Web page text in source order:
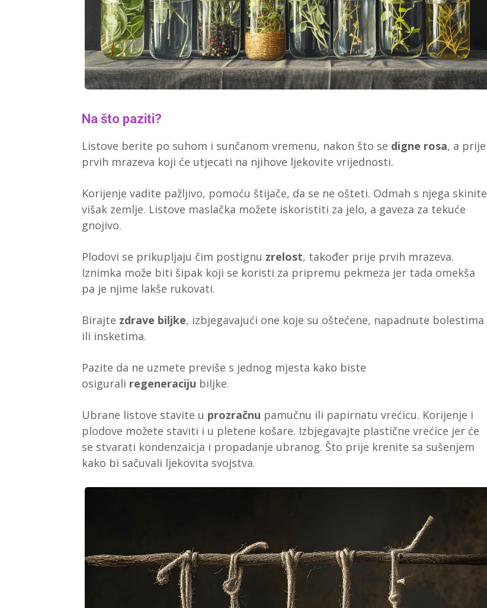
Na što paziti?
Listove berite po suhom i sunčanom vremenu, nakon što se digne rosa, a prije
prvih mrazeva koji će utjecati na njihove ljekovite vrijednosti.
Korijenje vadite pažljivo, pomoću štijače, da se ne ošteti. Odmah s njega skinite
višak zemlje. Listove maslačka možete iskoristiti za jelo, a gaveza za tekuće
gnojivo.
Plodovi se prikupljaju čim postignu zrelost, također prije prvih mrazeva.
Iznimka može biti šipak koji se koristi za pripremu pekmeza jer tada omekša
pa je njime lakše rukovati.
Birajte zdrave biljke, izbjegavajući one koje su oštećene, napadnute bolestima
ili insketima.
Pazite da ne uzmete previše s jednog mjesta kako biste
osigurali regeneraciju biljke.
Ubrane listove stavite u prozračnu pamučnu ili papirnatu vrećicu. Korijenje i
plodove možete staviti i u pletene košare. Izbjegavajte plastične vrećice jer će
se stvarati kondenzaicja i propadanje ubranog. Što prije krenite sa sušenjem
kako bi sačuvali ljekovita svojstva.